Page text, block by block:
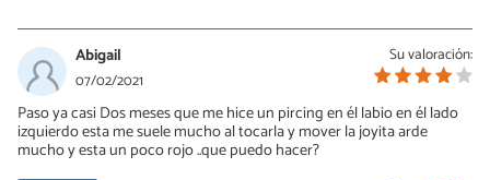
10/02/2022
Hola me aparecio lo mismo y queria saber si aun lo sigues
teniendo el arito o se te infecto?
0
Su valoración:
Abigail
07/02/2021
Paso ya casi Dos meses que me hice un pircing en él labio en él lado
izquierdo esta me suele mucho al tocarla y mover la joyita arde
mucho y esta un poco rojo ..que puedo hacer?